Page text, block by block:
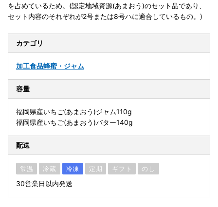
を占めているため。(認定地域資源(あまおう)のセット品であり、
セット内容のそれぞれが2号または8号ハに適合しているもの。)
カテゴリ
加工食品蜂蜜・ジャム
容量
福岡県産いちご(あまおう)ジャム110g
福岡県産いちご(あまおう)バター140g
配送
常温 冷蔵 冷凍 定期 ギフト のし
30営業日以内発送